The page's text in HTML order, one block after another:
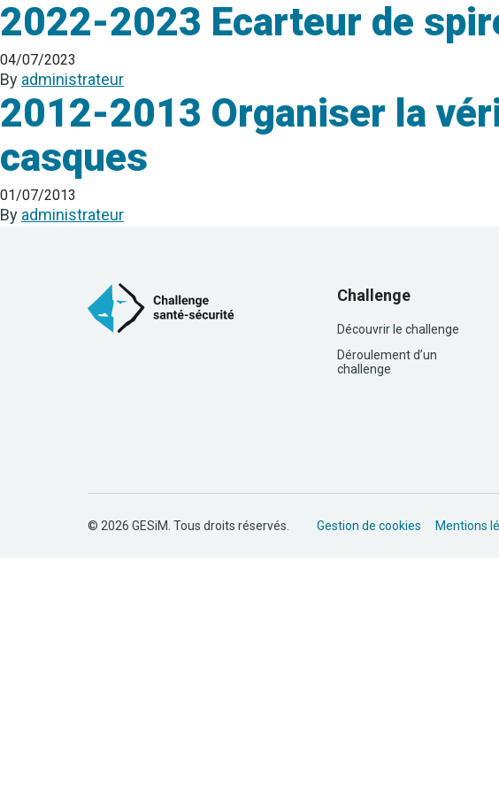
2022-2023 Ecarteur de
04/07/2023
By administrateur
2012-2013 Organiser la
casques
01/07/2013
By administrateur
Challenge
Découvrir le challenge
Déroulement d’un
challenge
© 2026 GESiM. Tous droits réservés. Gestion de cookies Mentions